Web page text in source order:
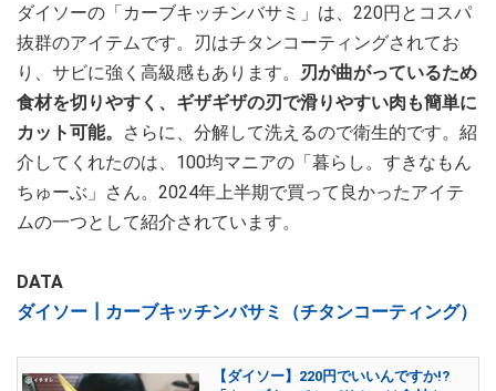
ダイソーの「カーブキッチンバサミ」は、220円とコスパ
抜群のアイテムです。刃はチタンコーティングされてお
り、サビに強く高級感もあります。
刃が曲がっているため
食材を切りやすく、ギザギザの刃で滑りやすい肉も簡単に
カット可能。
さらに、分解して洗えるので衛生的です。紹
介してくれたのは、100均マニアの「暮らし。すきなもん
ちゅーぶ」さん。2024年上半期で買って良かったアイテ
ムの一つとして紹介されています。
DATA
ダイソー┃カーブキッチンバサミ（チタンコーティング）
【ダイソー】220円でいいんですか!?